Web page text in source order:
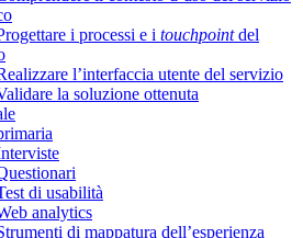
i processi e i touchpointdel
l’interfaccia utente del servizio
la soluzione ottenuta
di usabilità
analytics
di mappatura dell’esperienza